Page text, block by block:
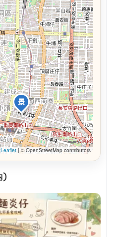
景
| © OpenStreetMap contributors
)